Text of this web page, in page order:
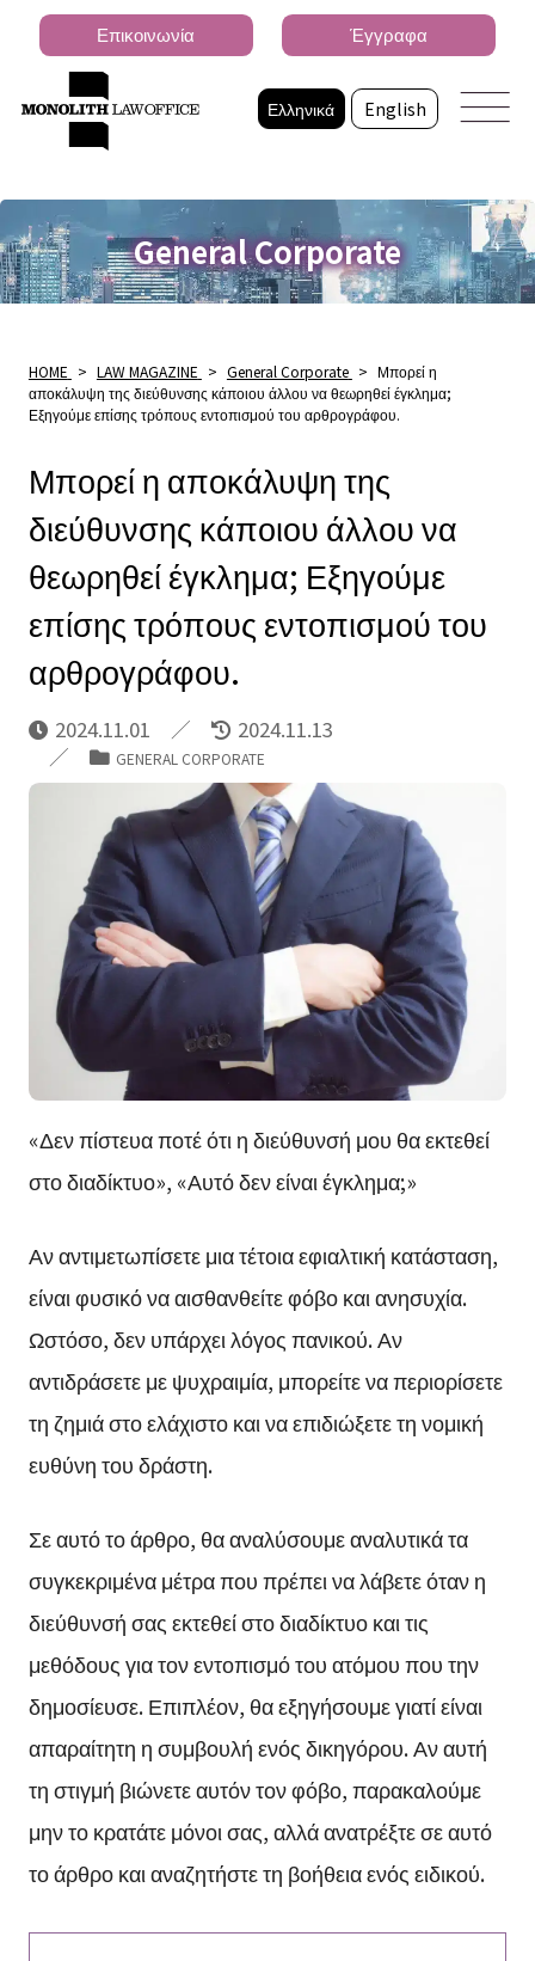
Ελληνικά English
Επικοινωνία Έγγραφα
General Corporate
HOME > LAW MAGAZINE > General Corporate > Μπορεί η
αποκάλυψη της διεύθυνσης κάποιου άλλου να θεωρηθεί έγκλημα;
Εξηγούμε επίσης τρόπους εντοπισμού του αρθρογράφου.
Μπορεί η αποκάλυψη της
διεύθυνσης κάποιου άλλου να
θεωρηθεί έγκλημα; Εξηγούμε
επίσης τρόπους εντοπισμού του
αρθρογράφου.
2024.11.01 2024.11.13
GENERAL CORPORATE
«Δεν πίστευα ποτέ ότι η διεύθυνσή μου θα εκτεθεί
στο διαδίκτυο», «Αυτό δεν είναι έγκλημα;»
Αν αντιμετωπίσετε μια τέτοια εφιαλτική κατάσταση,
είναι φυσικό να αισθανθείτε φόβο και ανησυχία.
Ωστόσο, δεν υπάρχει λόγος πανικού. Αν
αντιδράσετε με ψυχραιμία, μπορείτε να περιορίσετε
τη ζημιά στο ελάχιστο και να επιδιώξετε τη νομική
ευθύνη του δράστη.
Σε αυτό το άρθρο, θα αναλύσουμε αναλυτικά τα
συγκεκριμένα μέτρα που πρέπει να λάβετε όταν η
διεύθυνσή σας εκτεθεί στο διαδίκτυο και τις
μεθόδους για τον εντοπισμό του ατόμου που την
δημοσίευσε. Επιπλέον, θα εξηγήσουμε γιατί είναι
απαραίτητη η συμβουλή ενός δικηγόρου. Αν αυτή
τη στιγμή βιώνετε αυτόν τον φόβο, παρακαλούμε
μην το κρατάτε μόνοι σας, αλλά ανατρέξτε σε αυτό
το άρθρο και αναζητήστε τη βοήθεια ενός ειδικού.